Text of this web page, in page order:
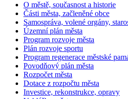
O městě, současnost a historie
Části města, začleněné obce
Samospráva, volené orgány,
Územní plán města
Program rozvoje města
Plán rozvoje sportu
Program regenerace městské
Povodňový plán města
Rozpočet města
Dotace z rozpočtu města
Investice, rekonstrukce, opravy